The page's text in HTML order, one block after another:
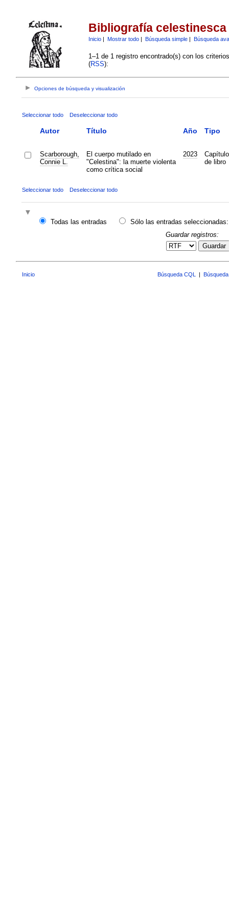
Bibliografía celestinesca
Inicio| Mostrar todo| Búsqueda simple| Búsqueda
1–1 de 1 registro encontrado(s) con los
(RSS):
Opciones de búsqueda y visualización
Seleccionar todo Deseleccionar todo
Autor Título Año Tipo
Scarborough,
Connie L.
El cuerpo mutilado en
"Celestina": la muerte violenta
como crítica social
2023
Capítulo
de libro
Seleccionar todo Deseleccionar todo
Todas las entradas
Sólo las entradas seleccionadas:
Guardar registros:
Guardar
Inicio Búsqueda CQL